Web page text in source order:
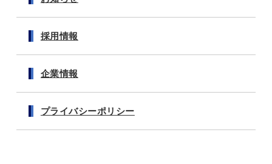
採用情報
企業情報
プライバシーポリシー